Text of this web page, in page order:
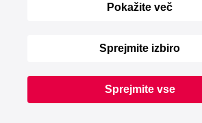
Pokažite več
Sprejmite izbiro
Sprejmite vse